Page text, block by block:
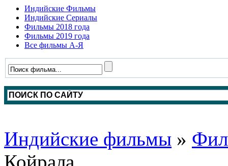
Индийские Фильмы
Индийские Сериалы
Фильмы 2018 года
Фильмы 2019 года
Все фильмы А-Я
Индийские фильмы »